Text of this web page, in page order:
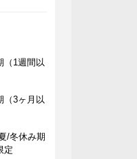
（1週間以
（3ヶ月以
/冬休み期
定